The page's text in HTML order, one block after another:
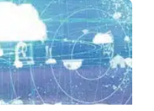
譽損害